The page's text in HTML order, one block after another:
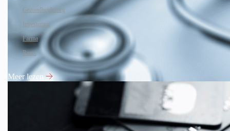
Gezondheidszorg
Investering
Farma
React
Meer lezen